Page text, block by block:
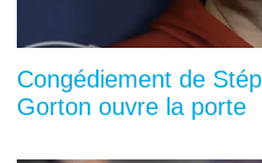
Congédiement de
Gorton ouvre la porte